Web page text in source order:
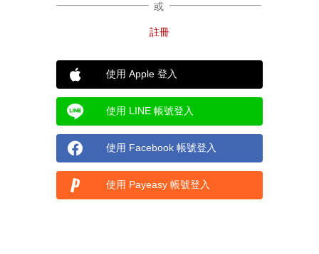
或
使用 Apple 登入
使用 LINE 帳號登入
使用 Facebook 帳號登入
使用 Payeasy 帳號登入